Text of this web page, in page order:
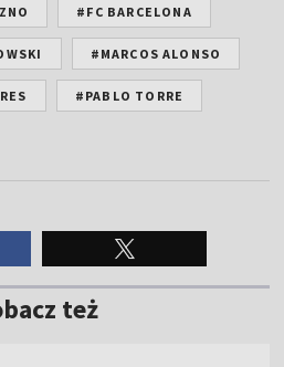
#FC BARCELONA
#MARCOS ALONSO
#PABLO TORRE
też